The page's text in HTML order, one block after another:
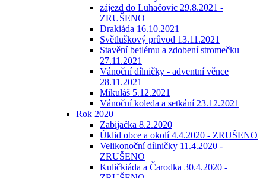
zájezd do Luhačovic 29.8.2021 -
ZRUŠENO
Drakiáda 16.10.2021
Světluškový průvod 13.11.2021
Stavění betlému a zdobení stromečku
27.11.2021
Vánoční dílničky - adventní věnce
28.11.2021
Mikuláš 5.12.2021
Vánoční koleda a setkání 23.12.2021
Rok 2020
Zabijačka 8.2.2020
Úklid obce a okolí 4.4.2020 - ZRUŠENO
Velikonoční dílničky 11.4.2020 -
ZRUŠENO
Kuličkiáda a Čarodka 30.4.2020 -